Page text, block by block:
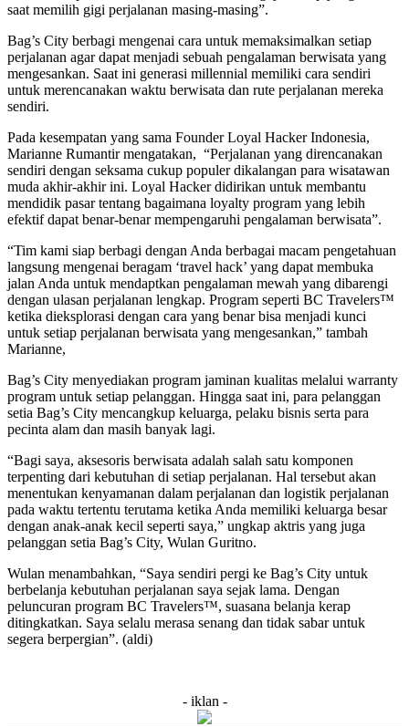
saat memilih gigi perjalanan masing-masing”.
Bag’s City berbagi mengenai cara untuk memaksimalkan setiap
perjalanan agar dapat menjadi sebuah pengalaman berwisata yang
mengesankan. Saat ini generasi millennial memiliki cara sendiri
untuk merencanakan waktu berwisata dan rute perjalanan mereka
sendiri.
Pada kesempatan yang sama Founder Loyal Hacker Indonesia,
Marianne Rumantir mengatakan, “Perjalanan yang direncanakan
sendiri dengan seksama cukup populer dikalangan para wisatawan
muda akhir-akhir ini. Loyal Hacker didirikan untuk membantu
mendidik pasar tentang bagaimana loyalty program yang lebih
efektif dapat benar-benar mempengaruhi pengalaman berwisata”.
“Tim kami siap berbagi dengan Anda berbagai macam pengetahuan
langsung mengenai beragam ‘travel hack’ yang dapat membuka
jalan Anda untuk mendaptkan pengalaman mewah yang dibarengi
dengan ulasan perjalanan lengkap. Program seperti BC Travelers™
ketika dieksplorasi dengan cara yang benar bisa menjadi kunci
untuk setiap perjalanan berwisata yang mengesankan,” tambah
Marianne,
Bag’s City menyediakan program jaminan kualitas melalui warranty
program untuk setiap pelanggan. Hingga saat ini, para pelanggan
setia Bag’s City mencangkup keluarga, pelaku bisnis serta para
pecinta alam dan masih banyak lagi.
“Bagi saya, aksesoris berwisata adalah salah satu komponen
terpenting dari kebutuhan di setiap perjalanan. Hal tersebut akan
menentukan kenyamanan dalam perjalanan dan logistik perjalanan
pada waktu tertentu terutama ketika Anda memiliki keluarga besar
dengan anak-anak kecil seperti saya,” ungkap aktris yang juga
pelanggan setia Bag’s City, Wulan Guritno.
Wulan menambahkan, “Saya sendiri pergi ke Bag’s City untuk
berbelanja kebutuhan perjalanan saya sejak lama. Dengan
peluncuran program BC Travelers™, suasana belanja kerap
ditingkatkan. Saya selalu merasa senang dan tidak sabar untuk
segera berpergian”. (aldi)
- iklan -